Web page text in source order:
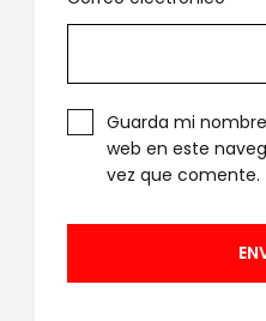
Guarda mi
web en este
vez que comente.